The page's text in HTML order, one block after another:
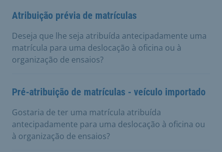
Atribuição prévia de matrículas
Deseja que lhe seja atribuída antecipadamente uma
matrícula para uma deslocação à oficina ou à
organização de ensaios?
Pré-atribuição de matrículas - veículo importado
Gostaria de ter uma matrícula atribuída
antecipadamente para uma deslocação à oficina ou
à organização de ensaios?